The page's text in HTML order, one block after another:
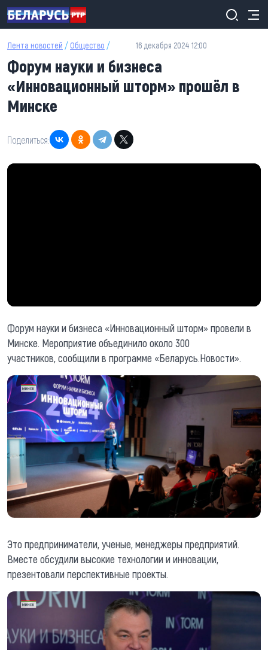
Перейти к основному содержанию
Лента новостей / Общество / 16 декабря 2024 12:00
Форум науки и бизнеса
«Инновационный шторм» прошёл в
Минске
Поделиться:
Форум науки и бизнеса «Инновационный шторм» провели в
Минске. Мероприятие объединило около 300
участников, сообщили в программе «Беларусь.Новости».
Это предприниматели, ученые, менеджеры предприятий.
Вместе обсудили высокие технологии и инновации,
презентовали перспективные проекты.